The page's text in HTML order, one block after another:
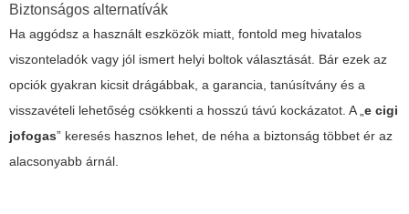
Biztonságos alternatívák
Ha aggódsz a használt eszközök miatt, fontold meg hivatalos
viszonteladók vagy jól ismert helyi boltok választását. Bár ezek az
opciók gyakran kicsit drágábbak, a garancia, tanúsítvány és a
visszavételi lehetőség csökkenti a hosszú távú kockázatot. A „ e cigi
jofogas” keresés hasznos lehet, de néha a biztonság többet ér az
alacsonyabb árnál.